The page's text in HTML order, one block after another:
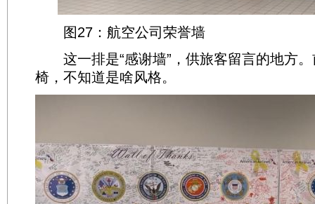
图27：航空公司荣誉墙
这一排是“感谢墙”，供旅客留言的地方。
椅，不知道是啥风格。